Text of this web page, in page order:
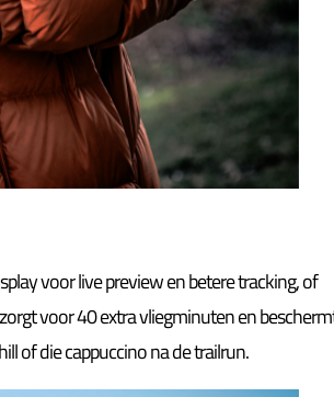
voor live preview en betere tracking, of
voor 40 extra vliegminuten en
of die cappuccino na de trailrun.